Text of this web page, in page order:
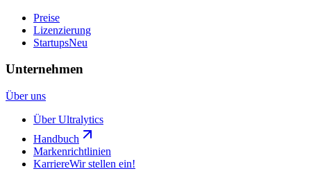
Preise
Lizenzierung
StartupsNeu
Unternehmen
Über uns
Über Ultralytics
Handbuch
Markenrichtlinien
KarriereWir stellen ein!